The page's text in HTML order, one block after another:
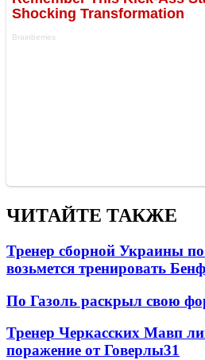
ЧИТАЙТЕ ТАКЖЕ
Тренер сборной Украины по
возьмется тренировать
По Газоль раскрыл свою
Тренер Черкасских Мавп
поражение от Говерлы31